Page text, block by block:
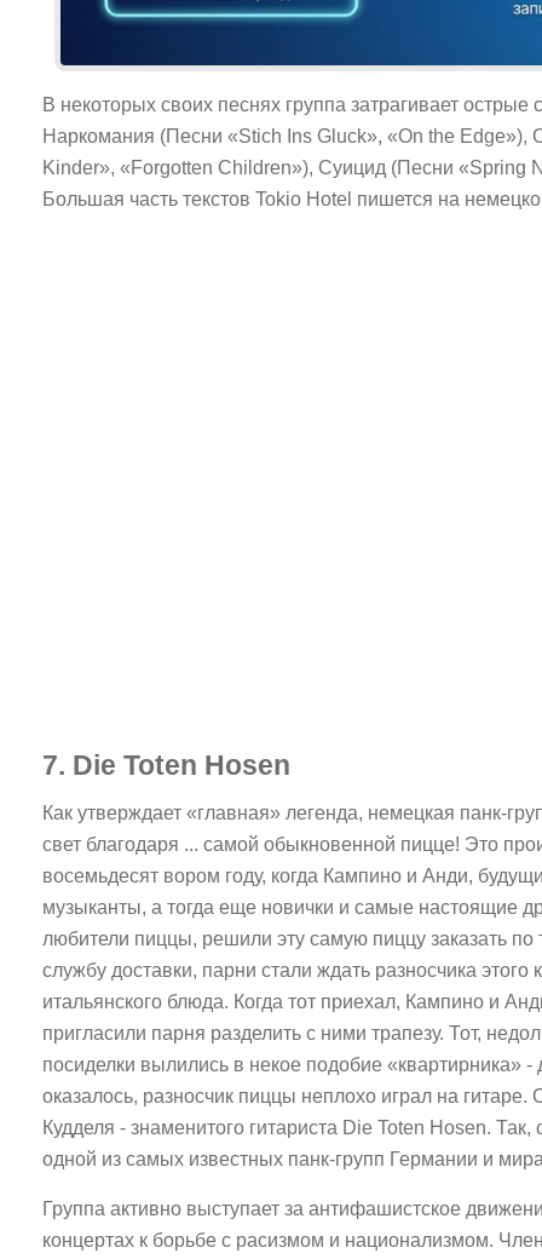
В некоторых своих песнях группа затрагивает
Наркомания (Песни «Stich Ins Gluck», «On the Edge»),
Kinder», «Forgotten Children»), Суицид (Песни «Spring
Большая часть текстов Tokio Hotel пишется на
7. Die Toten Hosen
Как утверждает «главная» легенда, немецкая панк-
свет благодаря ... самой обыкновенной пицце! Это
восемьдесят вором году, когда Кампино и Анди,
музыканты, а тогда еще новички и самые настоящие
любители пиццы, решили эту самую пиццу заказать
службу доставки, парни стали ждать разносчика этого
итальянского блюда. Когда тот приехал, Кампино и
пригласили парня разделить с ними трапезу. Тот,
посиделки вылились в некое подобие «квартирника»
оказалось, разносчик пиццы неплохо играл на гитаре.
Кудделя - знаменитого гитариста Die Toten Hosen.
одной из самых известных панк-групп Германии и
Группа активно выступает за антифашистское
концертах к борьбе с расизмом и национализмом.